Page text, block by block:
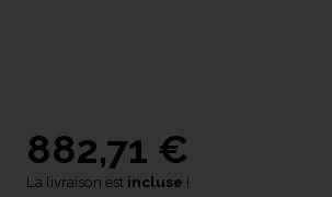
882,71 €
La livraison est incluse !